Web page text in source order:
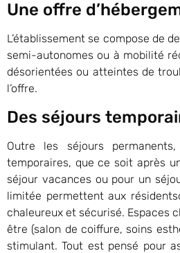
Une offre
L’établissement se compose de
semi-autonomes ou à mobilité
désorientées ou atteintes de
l’offre.
Des séjours
Outre les séjours
temporaires, que ce soit après
séjour vacances ou pour un
limitée permettent aux
chaleureux et sécurisé. Espaces
être (salon de coiffure, soins
stimulant. Tout est pensé pour